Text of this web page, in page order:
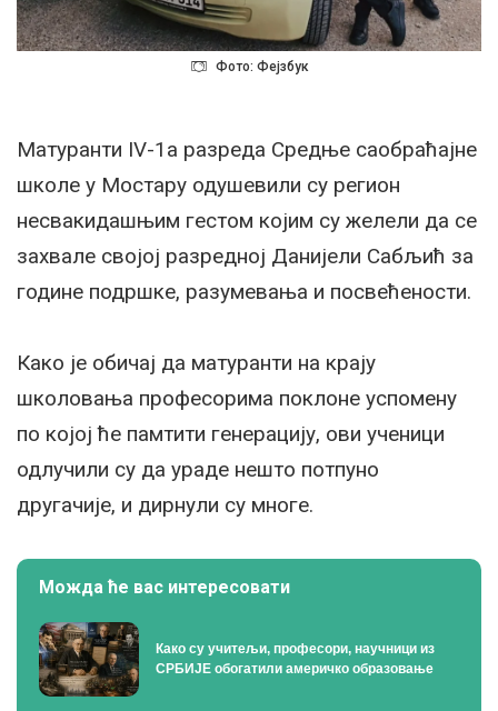
Фото: Фејзбук
Матуранти IV-1а разреда Средње саобраћајне
школе у Мостару одушевили су регион
несвакидашњим гестом којим су желели да се
захвале својој разредној Данијели Сабљић за
године подршке, разумевања и посвећености.
Како је обичај да матуранти на крају
школовања професорима поклоне успомену
по којој ће памтити генерацију, ови ученици
одлучили су да ураде нешто потпуно
другачије, и дирнули су многе.
Можда ће вас интересовати
Како су учитељи, професори, научници из
СРБИЈЕ обогатили америчко образовање